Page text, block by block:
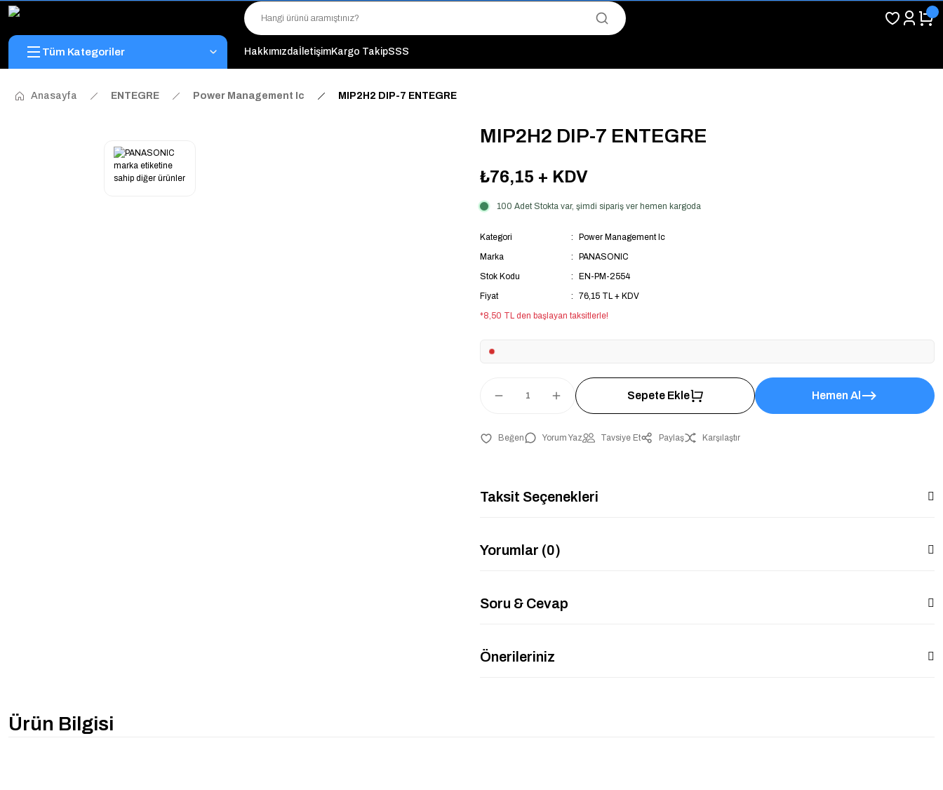
"Toptan Fiyatına Perakende Satış Avantajını Kaçırmayın!"
"Üyelere Özel: Stok Önceliği ve Proje Fiyatları."
Tüm Kategoriler HakkımızdaİletişimKargo TakipSSS
Anasayfa ENTEGRE Power Management Ic MIP2H2 DIP-7 ENTEGRE
MIP2H2 DIP-7 ENTEGRE
₺76,15 + KDV
100 Adet Stokta var, şimdi sipariş ver hemen kargoda
Kategori
Power Management Ic
Marka
PANASONIC
Stok Kodu
EN-PM-2554
Fiyat
76,15 TL + KDV
*8,50 TL den başlayan taksitlerle!
Sepete Ekle Hemen Al
Yorum Yaz Tavsiye Et Paylaş Karşılaştır
Taksit Seçenekleri
Yorumlar (0)
Soru & Cevap
Önerileriniz
Ürün Bilgisi